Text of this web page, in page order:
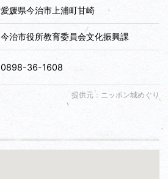
愛媛県今治市上浦町甘崎
今治市役所教育委員会文化振興課
0898-36-1608
提供元：ニッポン城めぐり